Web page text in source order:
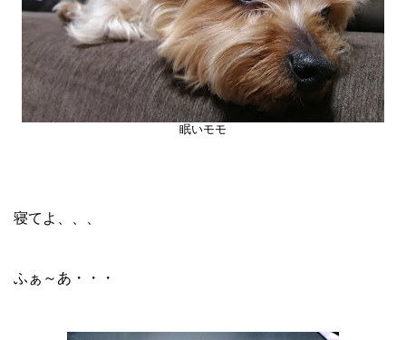
眠いモモ
寝てよ、、、
ふぁ～あ・・・